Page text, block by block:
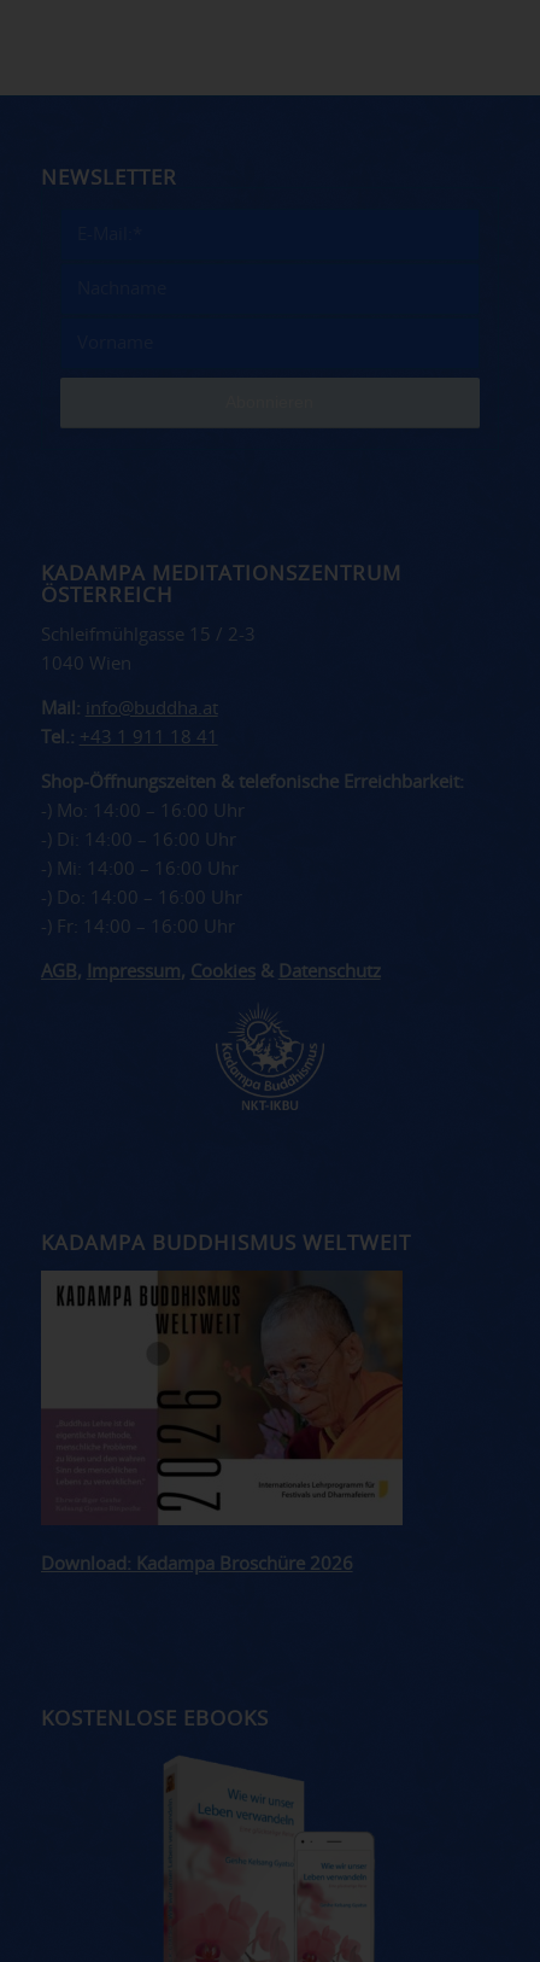
NEWSLETTER
KADAMPA MEDITATIONSZENTRUM
ÖSTERREICH
Schleifmühlgasse 15 / 2-3
1040 Wien
Mail: info@buddha.at
Tel.: +43 1 911 18 41
Shop-Öffnungszeiten & telefonische Erreichbarkeit:
-) Mo: 14:00 – 16:00 Uhr
-) Di: 14:00 – 16:00 Uhr
-) Mi: 14:00 – 16:00 Uhr
-) Do: 14:00 – 16:00 Uhr
-) Fr: 14:00 – 16:00 Uhr
AGB , Impressum, Cookies& Datenschutz
KADAMPA BUDDHISMUS WELTWEIT
Download: Kadampa Broschüre 2026
KOSTENLOSE EBOOKS